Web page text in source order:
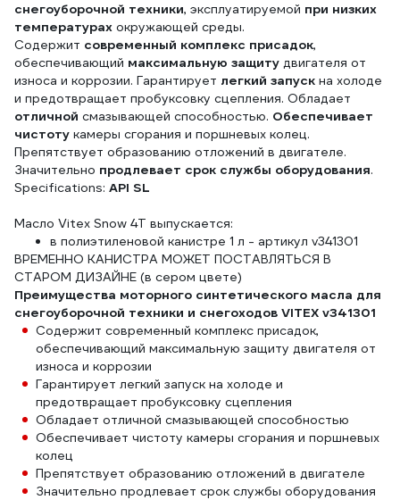
снегоуборочной техники, эксплуатируемой при низких
температурах окружающей среды.
Содержит современный комплекс присадок,
обеспечивающий максимальную защиту двигателя от
износа и коррозии. Гарантирует легкий запуск на холоде
и предотвращает пробуксовку сцепления. Обладает
отличной смазывающей способностью. Обеспечивает
чистоту камеры сгорания и поршневых колец.
Препятствует образованию отложений в двигателе.
Значительно продлевает срок службы оборудования.
Specifications: API SL
Масло Vitex Snow 4T выпускается:
в полиэтиленовой канистре 1 л - артикул v341301
ВРЕМЕННО КАНИСТРА МОЖЕТ ПОСТАВЛЯТЬСЯ В
СТАРОМ ДИЗАЙНЕ (в сером цвете)
Преимущества моторного синтетического масла для
снегоуборочной техники и снегоходов VITEX v341301
Содержит современный комплекс присадок,
обеспечивающий максимальную защиту двигателя от
износа и коррозии
Гарантирует легкий запуск на холоде и
предотвращает пробуксовку сцепления
Обладает отличной смазывающей способностью
Обеспечивает чистоту камеры сгорания и поршневых
колец
Препятствует образованию отложений в двигателе
Значительно продлевает срок службы оборудования